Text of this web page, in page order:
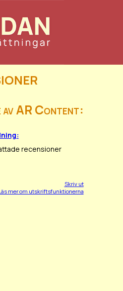
AR Content:
recensioner
Skriv ut
mer om utskriftsfunktionerna